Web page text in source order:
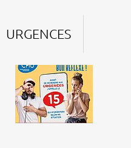
URGENCES